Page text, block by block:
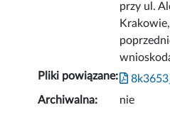
przy ul.
Pliki powiązane:
Archiwalna:
nie